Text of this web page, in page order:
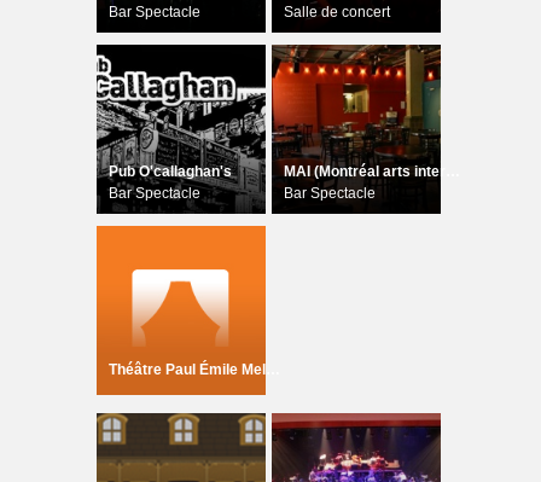
Bar Spectacle
Salle de concert
Pub O'callaghan's
Bar Spectacle
Bar Spectacle